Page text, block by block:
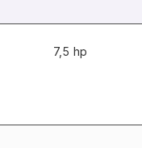
7,5 hp